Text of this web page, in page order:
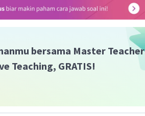
bersama Master Teacher
Teaching, GRATIS!